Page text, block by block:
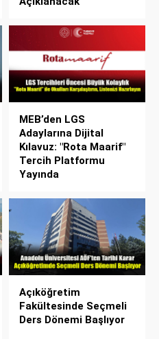
MEB’den LGS
Adaylarına Dijital
Kılavuz: "Rota Maarif"
Tercih Platformu
Yayında
Açıköğretim
Fakültesinde Seçmeli
Ders Dönemi Başlıyor